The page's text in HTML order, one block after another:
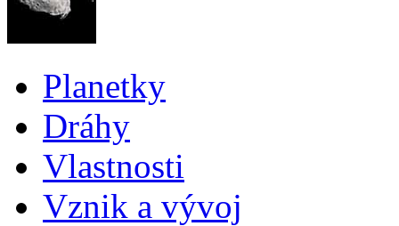
Planetky
Dráhy
Vlastnosti
Vznik a vývoj